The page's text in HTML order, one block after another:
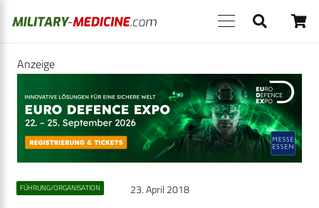
Anzeige
FÜHRUNG/ORGANISATION 23. April 2018